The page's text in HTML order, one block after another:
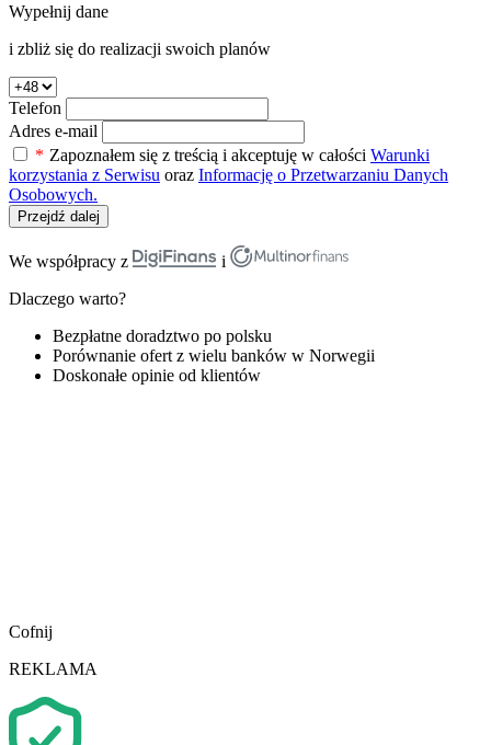
Wypełnij dane
i zbliż się do realizacji swoich planów
Telefon
Adres e-mail
* Zapoznałem się z treścią i akceptuję w całości Warunki
korzystania z Serwisu oraz Informację o Przetwarzaniu Danych
Osobowych.
Przejdź dalej
We współpracy z
i
Dlaczego warto?
Bezpłatne doradztwo po polsku
Porównanie ofert z wielu banków w Norwegii
Doskonałe opinie od klientów
Cofnij
REKLAMA